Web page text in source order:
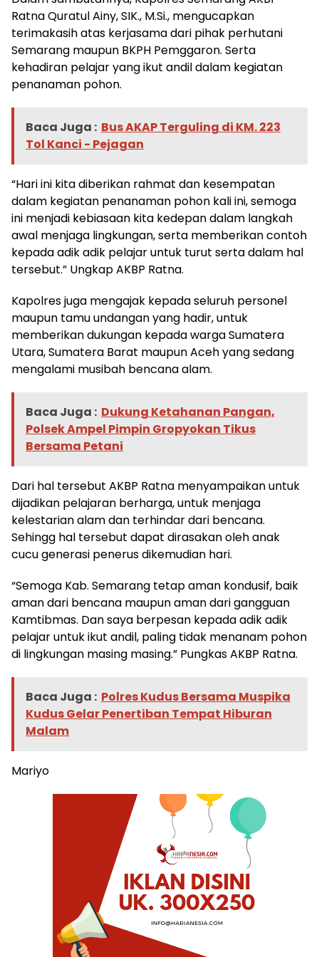
Ratna Quratul Ainy, SIK., M.Si., mengucapkan
terimakasih atas kerjasama dari pihak perhutani
Semarang maupun BKPH Pemggaron. Serta
kehadiran pelajar yang ikut andil dalam kegiatan
penanaman pohon.
Baca Juga : Bus AKAP Terguling di KM. 223
Tol Kanci - Pejagan
“Hari ini kita diberikan rahmat dan kesempatan
dalam kegiatan penanaman pohon kali ini, semoga
ini menjadi kebiasaan kita kedepan dalam langkah
awal menjaga lingkungan, serta memberikan contoh
kepada adik adik pelajar untuk turut serta dalam hal
tersebut.” Ungkap AKBP Ratna.
Kapolres juga mengajak kepada seluruh personel
maupun tamu undangan yang hadir, untuk
memberikan dukungan kepada warga Sumatera
Utara, Sumatera Barat maupun Aceh yang sedang
mengalami musibah bencana alam.
Baca Juga : Dukung Ketahanan Pangan,
Polsek Ampel Pimpin Gropyokan Tikus
Bersama Petani
Dari hal tersebut AKBP Ratna menyampaikan untuk
dijadikan pelajaran berharga, untuk menjaga
kelestarian alam dan terhindar dari bencana.
Sehingg hal tersebut dapat dirasakan oleh anak
cucu generasi penerus dikemudian hari.
“Semoga Kab. Semarang tetap aman kondusif, baik
aman dari bencana maupun aman dari gangguan
Kamtibmas. Dan saya berpesan kepada adik adik
pelajar untuk ikut andil, paling tidak menanam pohon
di lingkungan masing masing.” Pungkas AKBP Ratna.
Baca Juga : Polres Kudus Bersama Muspika
Kudus Gelar Penertiban Tempat Hiburan
Malam
Mariyo